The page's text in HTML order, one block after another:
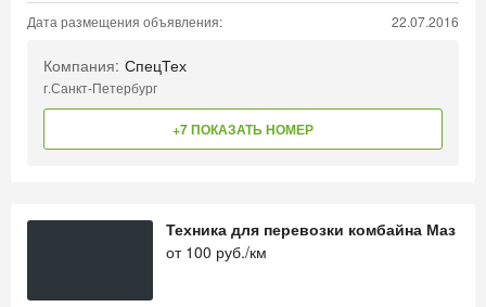
Дата размещения объявления: 22.07.2016
Компания: СпецТех
г.Санкт-Петербург
+7 ПОКАЗАТЬ НОМЕР
Техника для перевозки комбайна Маз
от 100 руб./км